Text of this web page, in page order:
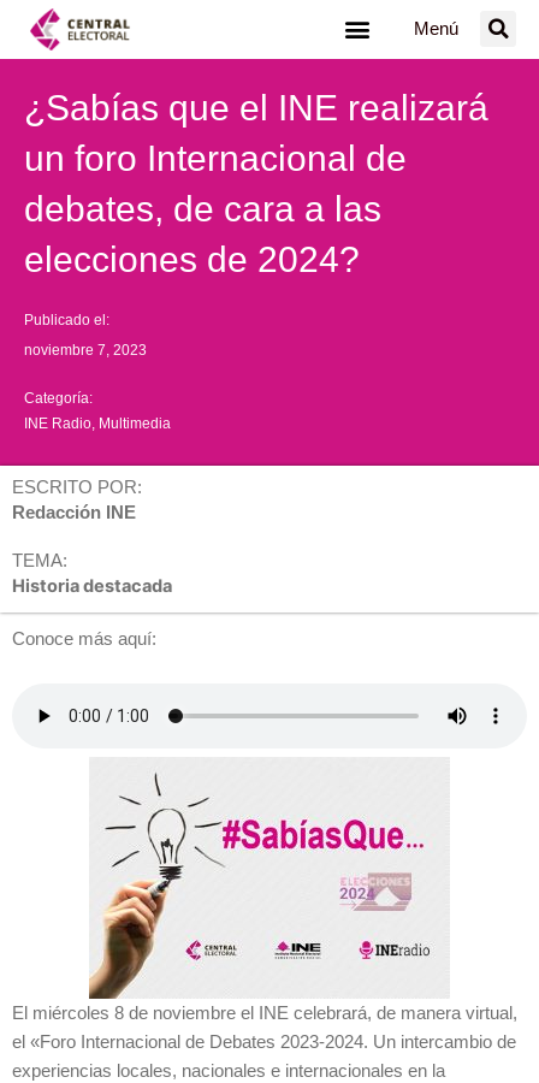
Menú
¿Sabías que el INE realizará
un foro Internacional de
debates, de cara a las
elecciones de 2024?
Publicado el:
noviembre 7, 2023
Categoría:
INE Radio Multimedia
ESCRITO POR:
Redacción INE
TEMA:
Historia destacada
Conoce más aquí:
El miércoles 8 de noviembre el INE celebrará, de manera virtual,
el «Foro Internacional de Debates 2023-2024. Un intercambio de
experiencias locales, nacionales e internacionales en la